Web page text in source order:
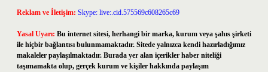
Reklam ve İletişim: Skype: live:.cid.575569c608265c69
Yasal Uyarı: Bu internet sitesi, herhangi bir marka, kurum veya şahıs şirketi
ile hiçbir bağlantısı bulunmamaktadır. Sitede yalnızca kendi hazırladığımız
makaleler paylaşılmaktadır. Burada yer alan içerikler haber niteliği
taşımamakta olup, gerçek kurum ve kişiler hakkında paylaşım